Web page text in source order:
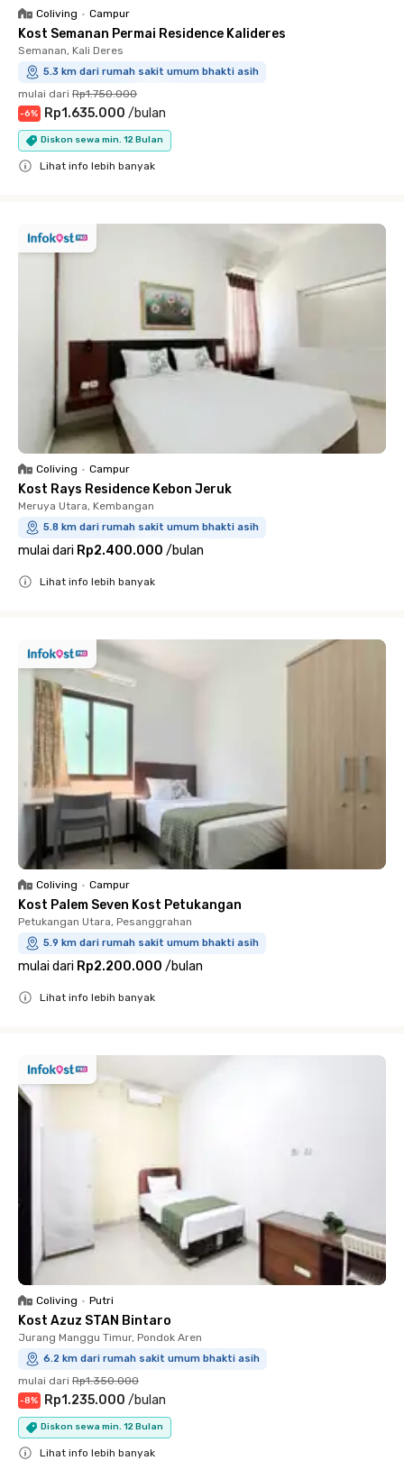
Coliving • Campur
Kost Semanan Permai Residence Kalideres
Semanan, Kali Deres
5.3 km dari rumah sakit umum bhakti asih
mulai dari Rp1.750.000
-6% Rp1.635.000 /bulan
Diskon sewa min. 12 Bulan
Lihat info lebih banyak
Coliving • Campur
Kost Rays Residence Kebon Jeruk
Meruya Utara, Kembangan
5.8 km dari rumah sakit umum bhakti asih
mulai dari Rp2.400.000 /bulan
Lihat info lebih banyak
Coliving • Campur
Kost Palem Seven Kost Petukangan
Petukangan Utara, Pesanggrahan
5.9 km dari rumah sakit umum bhakti asih
mulai dari Rp2.200.000 /bulan
Lihat info lebih banyak
Coliving • Putri
Kost Azuz STAN Bintaro
Jurang Manggu Timur, Pondok Aren
6.2 km dari rumah sakit umum bhakti asih
mulai dari Rp1.350.000
-8% Rp1.235.000 /bulan
Diskon sewa min. 12 Bulan
Lihat info lebih banyak